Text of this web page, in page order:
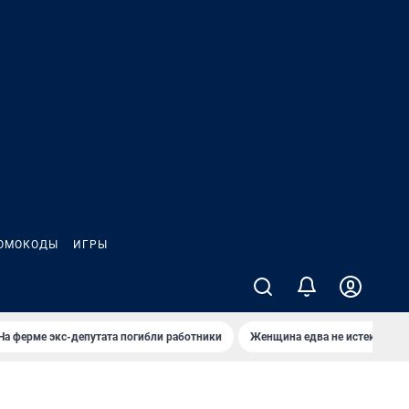
ИГРЫ
ферме экс-депутата погибли работники Женщина едва не истекла